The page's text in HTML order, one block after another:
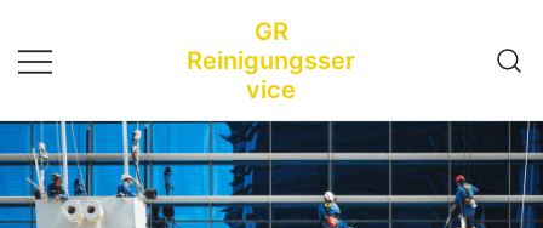
Inhalt
springen
GR
Reinigungsser
vice